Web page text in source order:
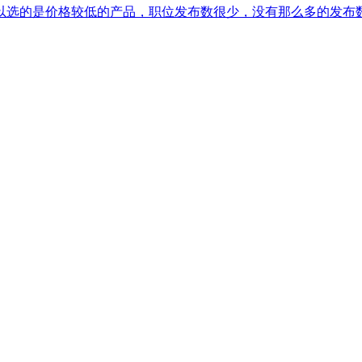
的是价格较低的产品，职位发布数很少，没有那么多的发